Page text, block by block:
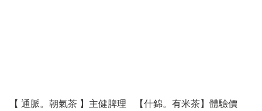
【 通脈。朝氣茶 】主健脾理
【什錦。有米茶】體驗價